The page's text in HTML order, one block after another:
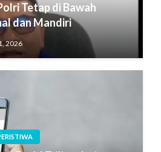
Tetap di Bawah
dan Mandiri
2026